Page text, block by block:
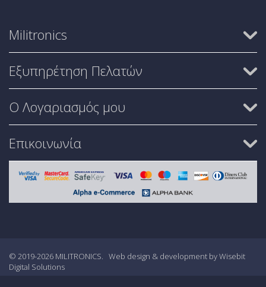
Militronics
Εξυπηρέτηση Πελατών
Ο Λογαριασμός μου
Επικοινωνία
© 2019-2026 MILITRONICS. Web design & development by Wisebit
Digital Solutions